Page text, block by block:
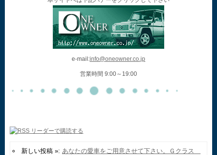
e-mail:info@oneowner.co.jp
営業時間 9:00～19:00
新しい投稿 »: あなたの愛車をご用意させて下さい。Ｇクラス